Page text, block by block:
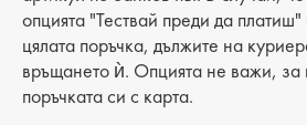
Дъно: 13 cm
Брой отделения: 1
опцията "Тествай преди да
цялата поръчка, дължите на
връщането ѝ. Опцията не важи, за
поръчката си с карта.